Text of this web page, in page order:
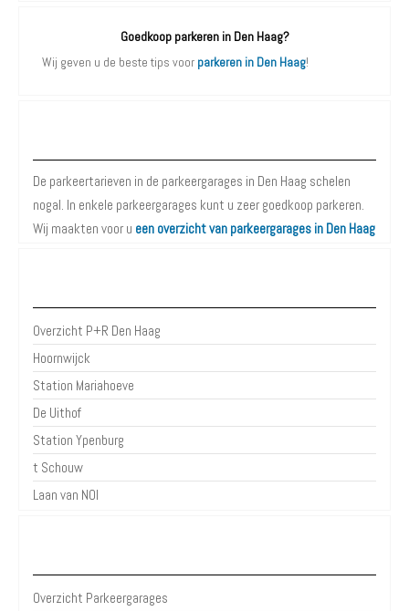
Goedkoop parkeren in Den Haag?
Wij geven u de beste tips voor parkeren in Den Haag!
De parkeertarieven in de parkeergarages in Den Haag schelen
nogal. In enkele parkeergarages kunt u zeer goedkoop parkeren.
Wij maakten voor u een overzicht van parkeergarages in Den Haag
Overzicht P+R Den Haag
Hoornwijck
Station Mariahoeve
De Uithof
Station Ypenburg
t Schouw
Laan van NOI
Overzicht Parkeergarages